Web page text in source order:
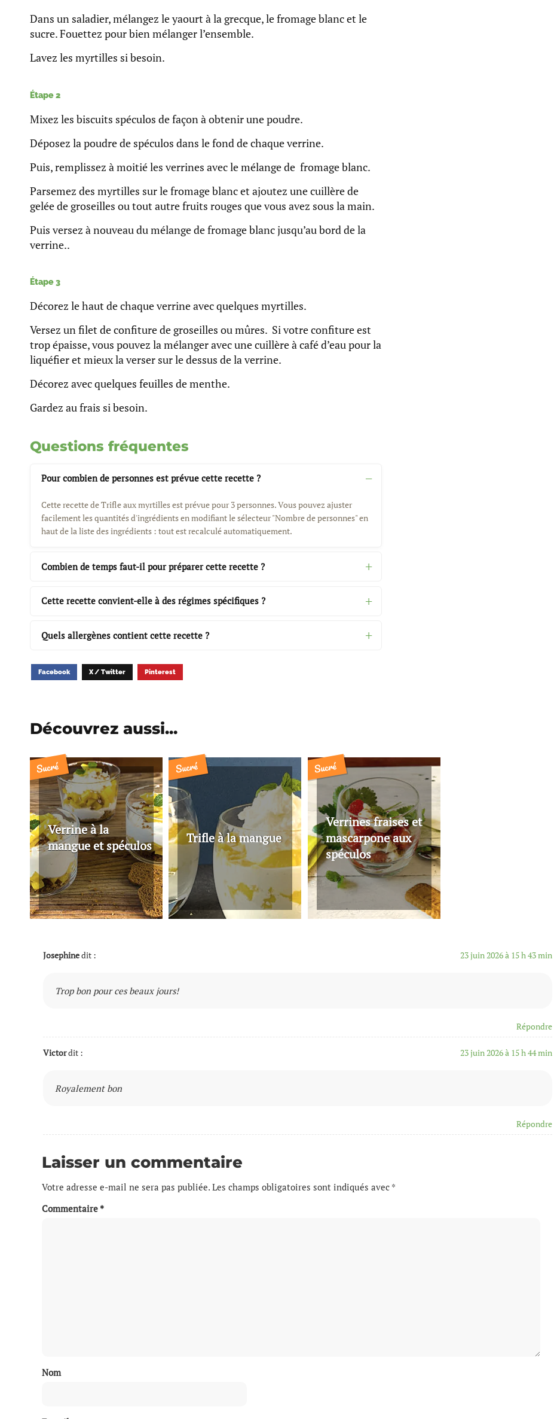
Dans un saladier, mélangez le yaourt à la grecque, le fromage blanc et le
sucre. Fouettez pour bien mélanger l’ensemble.
Lavez les myrtilles si besoin.
Étape 2
Mixez les biscuits spéculos de façon à obtenir une poudre.
Déposez la poudre de spéculos dans le fond de chaque verrine.
Puis, remplissez à moitié les verrines avec le mélange de fromage blanc.
Parsemez des myrtilles sur le fromage blanc et ajoutez une cuillère de
gelée de groseilles ou tout autre fruits rouges que vous avez sous la main.
Puis versez à nouveau du mélange de fromage blanc jusqu’au bord de la
verrine..
Étape 3
Décorez le haut de chaque verrine avec quelques myrtilles.
Versez un filet de confiture de groseilles ou mûres. Si votre confiture est
trop épaisse, vous pouvez la mélanger avec une cuillère à café d’eau pour la
liquéfier et mieux la verser sur le dessus de la verrine.
Décorez avec quelques feuilles de menthe.
Gardez au frais si besoin.
Questions fréquentes
Pour combien de personnes est prévue cette recette ?
Cette recette de Trifle aux myrtilles est prévue pour 3 personnes. Vous pouvez ajuster
facilement les quantités d'ingrédients en modifiant le sélecteur "Nombre de personnes" en
haut de la liste des ingrédients : tout est recalculé automatiquement.
Combien de temps faut-il pour préparer cette recette ?
Cette recette convient-elle à des régimes spécifiques ?
Quels allergènes contient cette recette ?
Facebook X / Twitter Pinterest
Découvrez aussi...
Sucré
Verrine à la
mangue et spéculos
Sucré
Trifle à la mangue
Sucré
Verrines fraises et
mascarpone aux
spéculos
Josephinedit : 23 juin 2026 à 15 h 43 min
Trop bon pour ces beaux jours!
Répondre
Victordit : 23 juin 2026 à 15 h 44 min
Royalement bon
Répondre
Laisser un commentaire
Votre adresse e-mail ne sera pas publiée. Les champs obligatoires sont indiqués avec *
Commentaire *
Nom